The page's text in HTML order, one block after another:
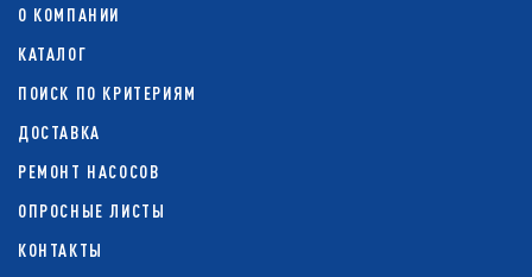
О КОМПАНИИ
КАТАЛОГ
ПОИСК ПО КРИТЕРИЯМ
ДОСТАВКА
РЕМОНТ НАСОСОВ
ОПРОСНЫЕ ЛИСТЫ
КОНТАКТЫ